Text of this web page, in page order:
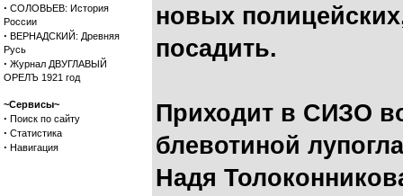
· СОЛОВЬЕВ: История
России
· ВЕРНАДСКИЙ: Древняя
Русь
· Журнал ДВУГЛАВЫЙ
ОРЕЛЪ 1921 год
~Сервисы~
· Поиск по сайту
· Статистика
· Навигация
новых
посадить.
Приходит в СИЗО
блевотиной
Надя